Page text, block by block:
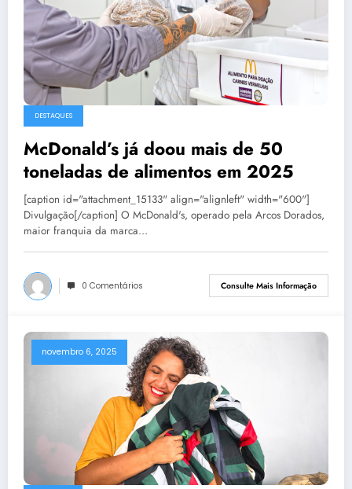
DESTAQUES
McDonald’s já doou mais de 50
toneladas de alimentos em 2025
[caption id="attachment_15133" align="alignleft" width="600"]
Divulgação[/caption] O McDonald's, operado pela Arcos Dorados,
maior franquia da marca…
0 Comentários Consulte Mais Informação
novembro 6, 2025